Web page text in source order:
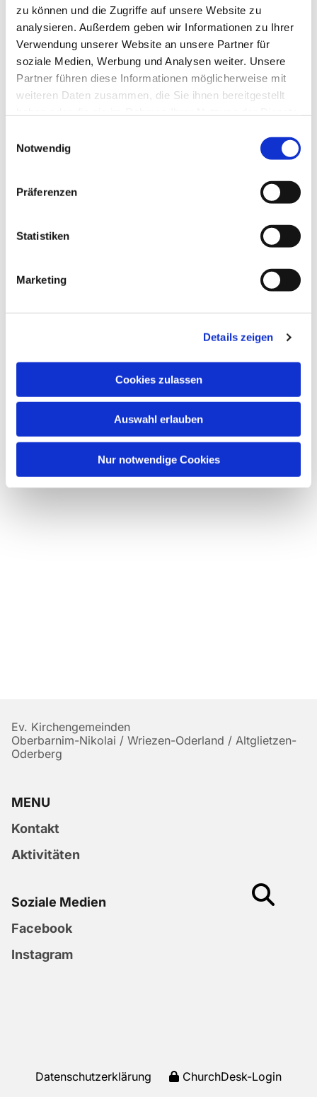
zu können und die Zugriffe auf unsere Website zu
analysieren. Außerdem geben wir Informationen zu Ihrer
Verwendung unserer Website an unsere Partner für
soziale Medien, Werbung und Analysen weiter. Unsere
Partner führen diese Informationen möglicherweise mit
weiteren Daten zusammen, die Sie ihnen bereitgestellt
Notwendig
Präferenzen
Statistiken
Marketing
Details zeigen
Cookies zulassen
Auswahl erlauben
Nur notwendige Cookies
interessieren
Ev. Kirchengemeinden
Oberbarnim-Nikolai / Wriezen-Oderland / Altglietzen-
Oderberg
MENU
Kontakt
Aktivitäten
Soziale Medien
Facebook
Instagram
Datenschutzerklärung ChurchDesk-Login